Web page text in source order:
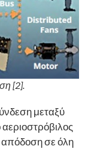
[2].
μεταξύ
αεριοστρόβιλος
απόδοση σε όλη